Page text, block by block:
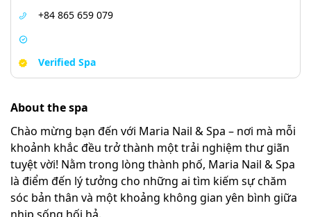
+84 865 659 079
Verified Spa
About the spa
Chào mừng bạn đến với Maria Nail & Spa – nơi mà mỗi
khoảnh khắc đều trở thành một trải nghiệm thư giãn
tuyệt vời! Nằm trong lòng thành phố, Maria Nail & Spa
là điểm đến lý tưởng cho những ai tìm kiếm sự chăm
sóc bản thân và một khoảng không gian yên bình giữa
nhịp sống hối hả.